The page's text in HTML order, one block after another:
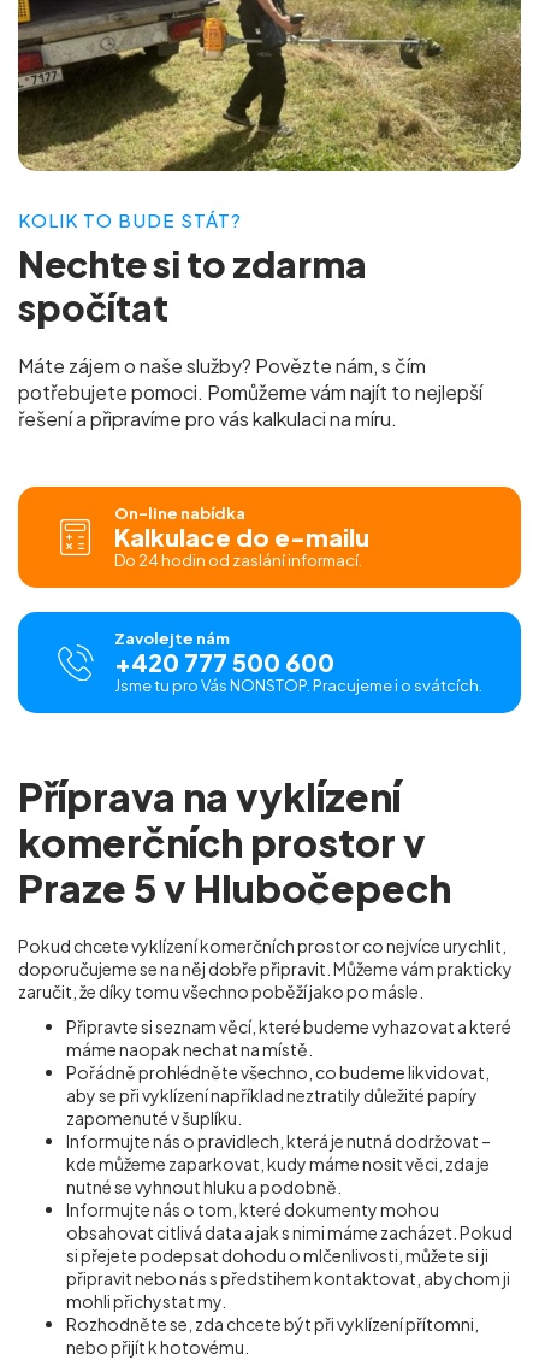
KOLIK TO BUDE STÁT?
Nechte si tozdarma
spočítat
Máte zájem o naše služby? Povězte nám, s čím
potřebujete pomoci. Pomůžeme vám najít to nejlepší
řešení a připravíme pro váskalkulaci na míru.
On-line nabídka
Kalkulace do e-mailu
Do 24 hodin od zaslání informací.
Zavolejte nám
+420 777 500 600
Jsme tu pro Vás NONSTOP. Pracujeme i o svátcích.
Příprava na vyklízení
komerčních prostor v
Praze 5 v Hlubočepech
Pokud chcete vyklízení komerčních prostor co nejvíce urychlit,
doporučujeme se na něj dobře připravit. Můžeme vám prakticky
zaručit, že díky tomu všechno poběží jako po másle.
Připravte si seznam věcí, které budeme vyhazovat a které
máme naopak nechat na místě.
Pořádně prohlédněte všechno, co budeme likvidovat,
aby se při vyklízení například neztratily důležité papíry
zapomenuté v šuplíku.
Informujte nás o pravidlech, která je nutná dodržovat –
kde můžeme zaparkovat, kudy máme nosit věci, zda je
nutné se vyhnout hluku a podobně.
Informujte nás o tom, které dokumenty mohou
obsahovat citlivá data a jak s nimi máme zacházet. Pokud
si přejete podepsat dohodu o mlčenlivosti, můžete si ji
připravit nebo nás s předstihem kontaktovat, abychom ji
mohli přichystat my.
Rozhodněte se, zda chcete být při vyklízení přítomni,
nebo přijít k hotovému.